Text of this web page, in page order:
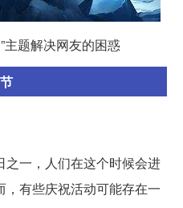
主题解决网友的困惑
一，人们在这个时候会进
有些庆祝活动可能存在一